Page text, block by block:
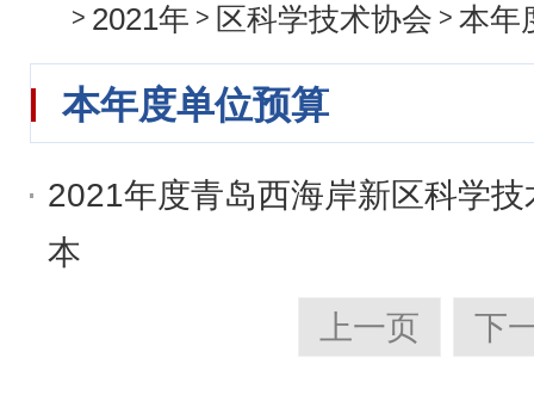
> 2021年 > 区科学技术协会 > 本年
本年度单位预算
2021年度青岛西海岸新区科学
本
上一页 下